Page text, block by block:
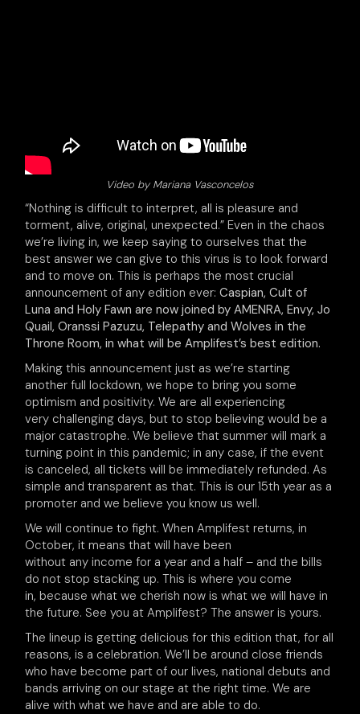
Video by Mariana Vasconcelos
“Nothing is difficult to interpret, all is pleasure and
torment, alive, original, unexpected.” Even in the chaos
we’re living in, we keep saying to ourselves that the
best answer we can give to this virus is to look forward
and to move on. This is perhaps the most crucial
announcement of any edition ever:Caspian, Cult of
Luna and Holy Fawn are now joined by AMENRA, Envy, Jo
Quail, Oranssi Pazuzu, Telepathy and Wolves in the
Throne Room, in what will be Amplifest’s best edition.
Making this announcement just as we’re starting
another full lockdown, we hope to bring you some
optimism and positivity. We are all experiencing
very challenging days, but to stop believing would be a
major catastrophe. We believe that summer will mark a
turning point in this pandemic; in any case, if the event
is canceled, all tickets will be immediately refunded. As
simple and transparent as that. This is our 15th year as a
promoter and we believe you know us well.
We will continue to fight. When Amplifest returns, in
October, it means that will have been
without any income for a year and a half – and the bills
do not stop stacking up. This is where you come
in, because what we cherish now is what we will have in
the future. See you at Amplifest? The answer is yours.
The lineup is getting delicious for this edition that, for all
reasons, is a celebration. We’ll be around close friends
who have become part of our lives, national debuts and
bands arriving on our stage at the right time. We are
alive with what we have and are able to do.